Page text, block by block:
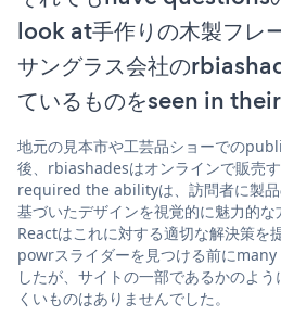
look at手作りの木製フレ
サングラス会社の
ているものをseen in
地元の見本市や工芸品ショーでの
後、rbiashadesはオンラインで販売す
required the abilityは、訪問者に製品
基づいたデザインを視覚的に魅力的
Reactはこれに対する適切な解決策を
powrスライダーを見つける前に
したが、サイトの一部であるかのよ
くいものはありませんでした。